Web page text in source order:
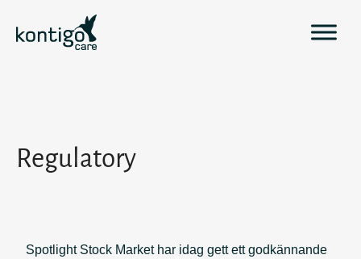
Regulatory
Spotlight Stock Market har idag gett ett godkännande